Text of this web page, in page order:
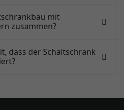
mit
zusammen?
dass der Schaltschrank